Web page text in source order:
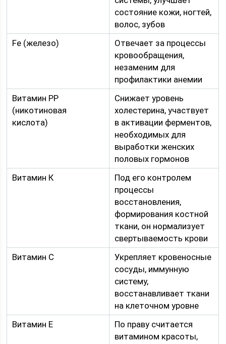
состояние кожи, ногтей,
волос, зубов
Fe (железо)
Отвечает за процессы
кровообращения,
незаменим для
профилактики анемии
Витамин РР
(никотиновая
кислота)
Снижает уровень
холестерина, участвует
в активации ферментов,
необходимых для
выработки женских
половых гормонов
Витамин К
Под его контролем
процессы
восстановления,
формирования костной
ткани, он нормализует
свертываемость крови
Витамин С
Укрепляет кровеносные
сосуды, иммунную
систему,
восстанавливает ткани
на клеточном уровне
Витамин Е
По праву считается
витамином красоты,